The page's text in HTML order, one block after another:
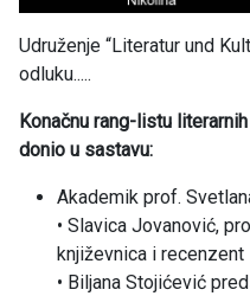
Udruženje “Literatur und
odluku.....
Konačnu rang-listu
donio u sastavu:
Akademik prof.
• Slavica Jovanović,
književnica i recenzent
• Biljana Stojićević